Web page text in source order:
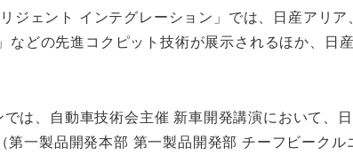
ジェント インテグレーション」では、日産アリ
どの先進コクピット技術が展示されるほか、日
は、自動車技術会主催 新車開発講演において、
第一製品開発本部 第一製品開発部 チーフビークル